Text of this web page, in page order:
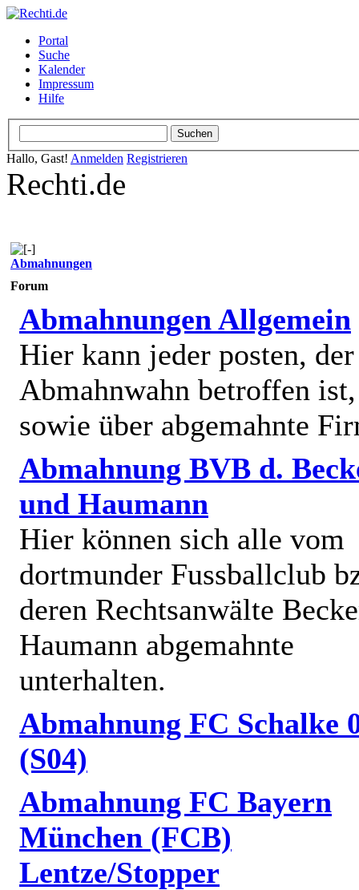
Portal
Suche
Kalender
Impressum
Hilfe
Hallo, Gast! Anmelden Registrieren
Rechti.de
Abmahnungen
Forum
Abmahnungen Allgemein
Hier kann jeder posten,
Abmahnwahn betroffen ist,
sowie über abgemahnte
Abmahnung BVB d.
und Haumann
Hier können sich alle vom
dortmunder Fussballclub
deren Rechtsanwälte
Haumann abgemahnte
unterhalten.
Abmahnung FC Schalke
(S04)
Abmahnung FC Bayern
München (FCB)
Lentze/Stopper